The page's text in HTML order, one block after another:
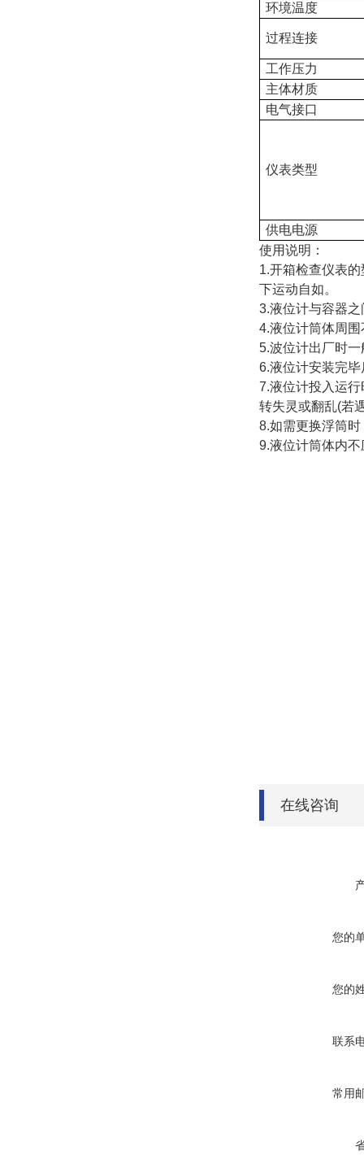
环境温度
过程连接
工作压力
主体材质
电气接口
仪表类型
供电电源
使用说明：
1.开箱检查仪表
下运动自如。
3.液位计与容器
4.液位计筒体周
5.波位计出厂时
6.液位计安装完
7.液位计投入运
转失灵或翻乱(若
8.如需更换浮筒
9.液位计筒体内
在线咨询
您的
您的
联系
常用